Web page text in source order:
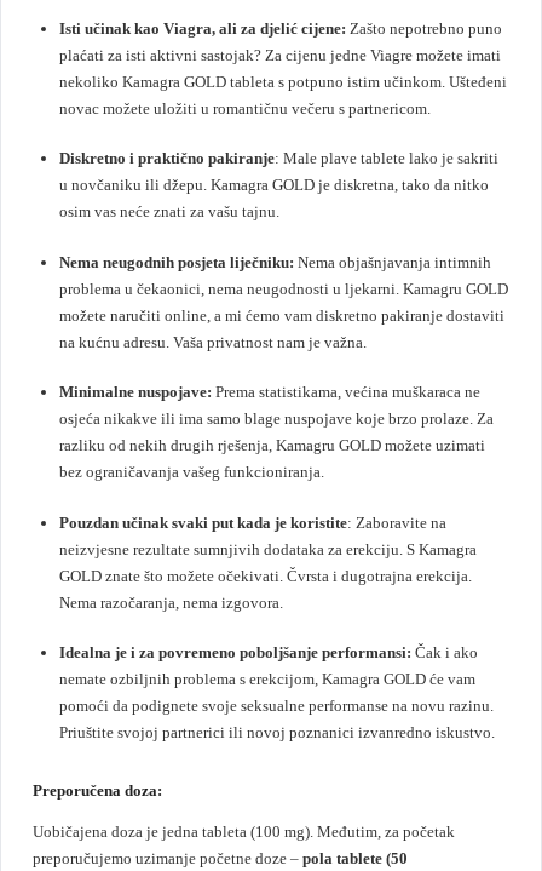
Isti učinak kao Viagra, ali za djelić cijene: Zašto nepotrebno puno
plaćati za isti aktivni sastojak? Za cijenu jedne Viagre možete imati
nekoliko Kamagra GOLD tableta s potpuno istim učinkom. Ušteđeni
novac možete uložiti u romantičnu večeru s partnericom.
Diskretno i praktično pakiranje: Male plave tablete lako je sakriti
u novčaniku ili džepu. Kamagra GOLD je diskretna, tako da nitko
osim vas neće znati za vašu tajnu.
Nema neugodnih posjeta liječniku: Nema objašnjavanja intimnih
problema u čekaonici, nema neugodnosti u ljekarni. Kamagru GOLD
možete naručiti online, a mi ćemo vam diskretno pakiranje dostaviti
na kućnu adresu. Vaša privatnost nam je važna.
Minimalne nuspojave: Prema statistikama, većina muškaraca ne
osjeća nikakve ili ima samo blage nuspojave koje brzo prolaze. Za
razliku od nekih drugih rješenja, Kamagru GOLD možete uzimati
bez ograničavanja vašeg funkcioniranja.
Pouzdan učinak svaki put kada je koristite: Zaboravite na
neizvjesne rezultate sumnjivih dodataka za erekciju. S Kamagra
GOLD znate što možete očekivati. Čvrsta i dugotrajna erekcija.
Nema razočaranja, nema izgovora.
Idealna je i za povremeno poboljšanje performansi: Čak i ako
nemate ozbiljnih problema s erekcijom, Kamagra GOLD će vam
pomoći da podignete svoje seksualne performanse na novu razinu.
Priuštite svojoj partnerici ili novoj poznanici izvanredno iskustvo.
Preporučena doza:
Uobičajena doza je jedna tableta (100 mg). Međutim, za početak
preporučujemo uzimanje početne doze – pola tablete (50